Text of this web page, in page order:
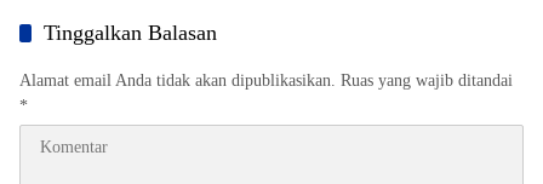
Tinggalkan Balasan
Alamat email Anda tidak akan dipublikasikan. Ruas yang wajib ditandai
*